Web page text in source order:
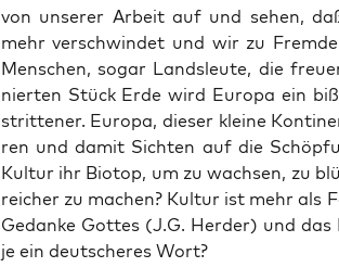
von unse­rer Arbeit auf und sehen,
mehr ver­schwin­det und wir zu
Men­schen, sogar Lands­leu­te, die
nier­ten Stück Erde wird Euro­pa ein
strit­te­ner. Euro­pa, die­ser klei­ne
ren und damit Sich­ten auf die
Kul­tur ihr Bio­top, um zu wach­sen, zu
rei­cher zu machen? Kul­tur ist mehr als
Gedan­ke Got­tes (J.G. Her­der) und
je ein deut­sche­res Wort?